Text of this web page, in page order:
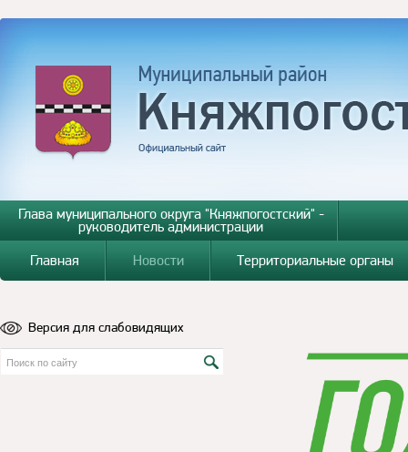
Глава муниципального округа "Княжпогостский" -
руководитель администрации
Главная
Новости Территориальные органы
Версия для слабовидящих